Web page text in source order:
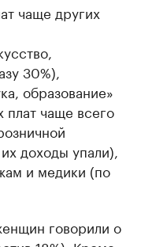
чаще других
30%),
образование»
плат чаще всего
доходы упали),
и медики (по
говорили о